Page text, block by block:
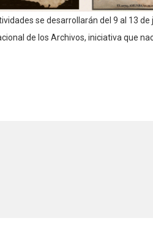
se desarrollarán del 9 al 13
de los Archivos, iniciativa que